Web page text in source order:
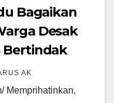
Bagaikan
Desak
Bertindak
AK
Memprihatinkan,